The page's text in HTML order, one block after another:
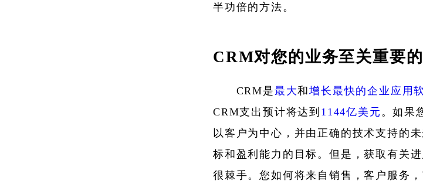
半功倍的方法。
CRM对您的业务至关重要的
CRM是最大和增长最快的企业应用
CRM支出预计将达到 1144亿美元 。如果
以客户为中心，并由正确的技术支持的
标和盈利能力的目标。但是，获取有关
很棘手。您如何将来自销售，客户服务